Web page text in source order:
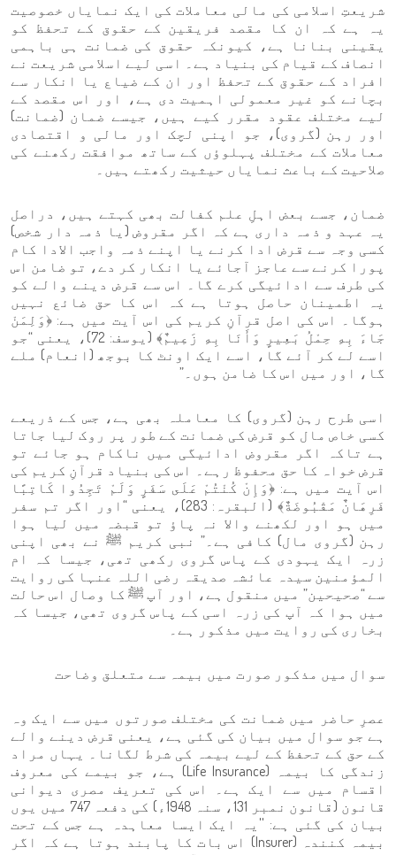
شریعتِ اسلامی کی مالی معاملات کی ایک نمایاں خصوصیت
یہ ہے کہ ان کا مقصد فریقین کے حقوق کے تحفظ کو
یقینی بنانا ہے، کیونکہ حقوق کی ضمانت ہی باہمی
انصاف کے قیام کی بنیاد ہے۔ اسی لیے اسلامی شریعت نے
افراد کے حقوق کے تحفظ اور ان کے ضیاع یا انکار سے
بچانے کو غیر معمولی اہمیت دی ہے، اور اس مقصد کے
لیے مختلف عقود مقرر کیے ہیں، جیسے ضمان (ضمانت)
اور رہن (گروی)، جو اپنی لچک اور مالی و اقتصادی
معاملات کے مختلف پہلوؤں کے ساتھ موافقت رکھنے کی
صلاحیت کے باعث نمایاں حیثیت رکھتے ہیں۔
ضمان، جسے بعض اہلِ علم کفالت بھی کہتے ہیں، دراصل
یہ عہد و ذمہ داری ہے کہ اگر مقروض (یا ذمہ دار شخص)
کسی وجہ سے قرض ادا کرنے یا اپنے ذمہ واجب الادا کام
پورا کرنے سے عاجز آجائے یا انکار کر دے، تو ضامن اس
کی طرف سے ادائیگی کرے گا۔ اس سے قرض دینے والے کو
یہ اطمینان حاصل ہوتا ہے کہ اس کا حق ضائع نہیں
ہوگا۔ اس کی اصل قرآنِ کریم کی اس آیت میں ہے: ﴿وَلِمَنْ
جَاءَ بِهِ حِمْلُ بَعِيرٍ وَأَنَا بِهِ زَعِيمٌ﴾ (یوسف: 72)، یعنی “جو
اسے لے کر آئے گا، اسے ایک اونٹ کا بوجھ (انعام) ملے
گا، اور میں اس کا ضامن ہوں۔”
اسی طرح رہن (گروی) کا معاملہ بھی ہے، جس کے ذریعے
کسی خاص مال کو قرض کی ضمانت کے طور پر روک لیا جاتا
ہے تاکہ اگر مقروض ادائیگی میں ناکام ہو جائے تو
قرض خواہ کا حق محفوظ رہے۔ اس کی بنیاد قرآنِ کریم کی
اس آیت میں ہے: ﴿وَإِنْ كُنْتُمْ عَلَى سَفَرٍ وَلَمْ تَجِدُوا كَاتِبًا
فَرِهَانٌ مَقْبُوضَةٌ﴾ (البقرہ: 283)، یعنی “اور اگر تم سفر
میں ہو اور لکھنے والا نہ پاؤ تو قبضہ میں لیا ہوا
رہن (گروی مال) کافی ہے۔” نبی کریم ﷺ نے بھی اپنی
زرہ ایک یہودی کے پاس گروی رکھی تھی، جیسا کہ ام
المؤمنین سیدہ عائشہ صدیقہ رضی اللہ عنہا کی روایت
سے “صحیحین” میں منقول ہے، اور آپ ﷺ کا وصال اس حالت
میں ہوا کہ آپ کی زرہ اسی کے پاس گروی تھی، جیسا کہ
بخاری کی روایت میں مذکور ہے۔
سوال میں مذکور صورت میں بیمہ سے متعلق وضاحت
عصرِ حاضر میں ضمانت کی مختلف صورتوں میں سے ایک وہ
ہے جو سوال میں بیان کی گئی ہے، یعنی قرض دینے والے
کے حق کے تحفظ کے لیے بیمہ کی شرط لگانا۔ یہاں مراد
زندگی کا بیمہ (Life Insurance) ہے، جو بیمے کی معروف
اقسام میں سے ایک ہے۔ اس کی تعریف مصری دیوانی
قانون (قانون نمبر 131، سنہ 1948ء) کی دفعہ 747 میں یوں
بیان کی گئی ہے: ''یہ ایک ایسا معاہدہ ہے جس کے تحت
بیمہ کنندہ (Insurer) اس بات کا پابند ہوتا ہے کہ اگر